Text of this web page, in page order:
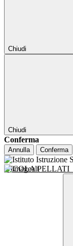
Chiudi
Chiudi
Conferma
Annulla Conferma
NICOLA PELLATI